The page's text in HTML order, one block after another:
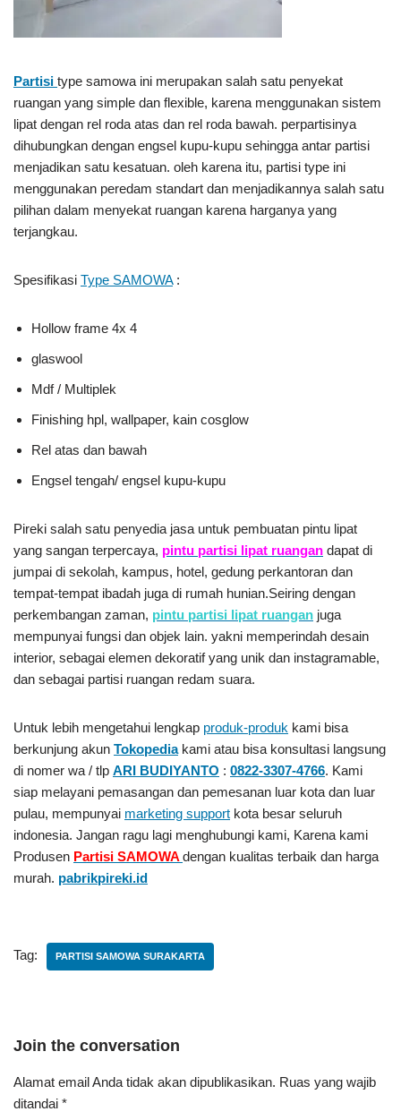
Partisi type samowa ini merupakan salah satu penyekat
ruangan yang simple dan flexible, karena menggunakan sistem
lipat dengan rel roda atas dan rel roda bawah. perpartisinya
dihubungkan dengan engsel kupu-kupu sehingga antar partisi
menjadikan satu kesatuan. oleh karena itu, partisi type ini
menggunakan peredam standart dan menjadikannya salah satu
pilihan dalam menyekat ruangan karena harganya yang
terjangkau.
Spesifikasi Type SAMOWA:
Hollow frame 4x 4
glaswool
Mdf / Multiplek
Finishing hpl, wallpaper, kain cosglow
Rel atas dan bawah
Engsel tengah/ engsel kupu-kupu
Pireki salah satu penyedia jasa untuk pembuatan pintu lipat
yang sangan terpercaya, pintu partisi lipat ruangan dapat di
jumpai di sekolah, kampus, hotel, gedung perkantoran dan
tempat-tempat ibadah juga di rumah hunian.Seiring dengan
perkembangan zaman, pintu partisi lipat ruangan juga
mempunyai fungsi dan objek lain. yakni memperindah desain
interior, sebagai elemen dekoratif yang unik dan instagramable,
dan sebagai partisi ruangan redam suara.
Untuk lebih mengetahui lengkap produk-produk kami bisa
berkunjung akun Tokopediakami atau bisa konsultasi langsung
di nomer wa / tlp ARI BUDIYANTO : 0822-3307-4766. Kami
siap melayani pemasangan dan pemesanan luar kota dan luar
pulau, mempunyai marketing support kota besar seluruh
indonesia. Jangan ragu lagi menghubungi kami, Karena kami
Produsen Partisi SAMOWA dengan kualitas terbaik dan harga
murah. pabrikpireki.id
Tag: PARTISI SAMOWA SURAKARTA
Join the conversation
Alamat email Anda tidak akan dipublikasikan. Ruas yang wajib
ditandai *